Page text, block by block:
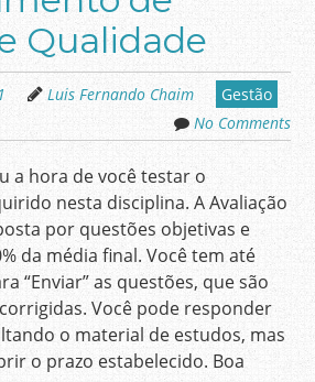
Qualidade
Luis Fernando Chaim
Gestão
No Comments
a hora de você testar o
nesta disciplina. A Avaliação
por questões objetivas e
da média final. Você tem até
“Enviar” as questões, que são
Você pode responder
o material de estudos, mas
o prazo estabelecido. Boa